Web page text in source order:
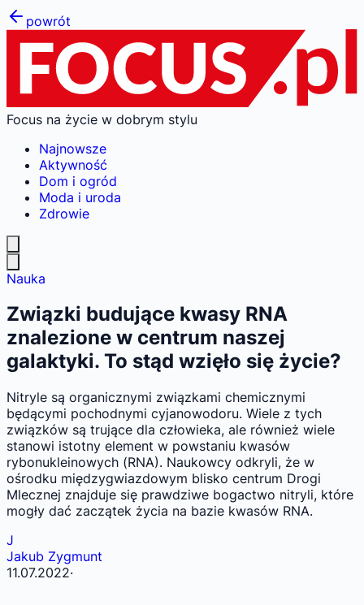
powrót
Focus na życie w dobrym stylu
Najnowsze
Aktywność
Dom i ogród
Moda i uroda
Zdrowie
Nauka
Związki budujące kwasy RNA
znalezione w centrum naszej
galaktyki. To stąd wzięło się życie?
Nitryle są organicznymi związkami chemicznymi
będącymi pochodnymi cyjanowodoru. Wiele z tych
związków są trujące dla człowieka, ale również wiele
stanowi istotny element w powstaniu kwasów
rybonukleinowych (RNA). Naukowcy odkryli, że w
ośrodku międzygwiazdowym blisko centrum Drogi
Mlecznej znajduje się prawdziwe bogactwo nitryli, które
mogły dać zaczątek życia na bazie kwasów RNA.
J
Jakub Zygmunt
11.07.2022·